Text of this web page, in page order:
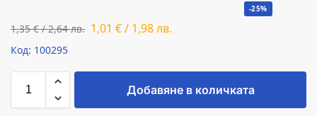
1,35€ /2,64лв. 1,01 €/ 1,98лв.
-25%
Код: 100295
Добавяне в количката